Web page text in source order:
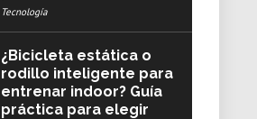
Tecnología
¿Bicicleta estática o
rodillo inteligente para
entrenar indoor? Guía
práctica para elegir